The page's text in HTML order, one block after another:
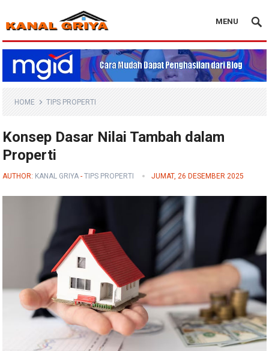
Blog Kanal Griya
MENU
HOME TIPS PROPERTI
Konsep Dasar Nilai Tambah dalam
Properti
AUTHOR: KANAL GRIYA -TIPS PROPERTI JUMAT, 26 DESEMBER 2025